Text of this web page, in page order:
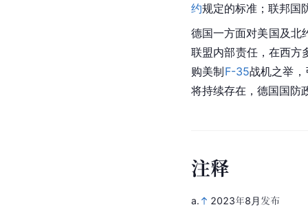
约规定的标准；联邦国
德国一方面对美国及北
联盟内部责任，在西方
购美制F-35战机之举，
将持续存在，德国国防
注释
a. 2023年8月发布